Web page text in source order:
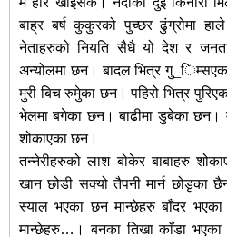
बाह्र बर्ष कुकुरको पुच्छर ढुंग्रोमा
नेताहरुको नियति सैधै यो देश र
अन्योलमा छन। बादल भित्र
मुरी बिच रुमुेका छन। पहिरो भित्र
भेलमा बगेका छन। बाढीमा डुबेका छन।
शोकाएका छन।
तन्नेरीहरुको लाश बोकेर बाबाहरु
खान छोडी सक्यो तैपनी मार्न छोडृका
स्याल भएका छन मान्छेहरु बाँदर
मान्छेहरु…। बनका तिखा काँडा